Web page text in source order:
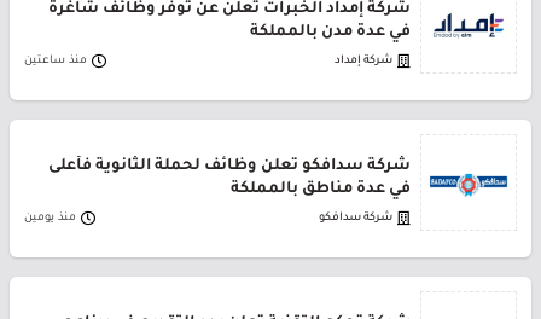
شركة إمداد الخبرات تعلن عن توفر وظائف شاغرة
في عدة مدن بالمملكة
شركة إمداد منذ ساعتين
شركة سدافكو تعلن وظائف لحملة الثانوية فأعلى
في عدة مناطق بالمملكة
شركة سدافكو منذ يومين